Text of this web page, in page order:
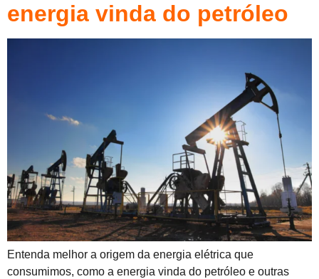
energia vinda do petróleo
Entenda melhor a origem da energia elétrica que
consumimos, como a energia vinda do petróleo e outras